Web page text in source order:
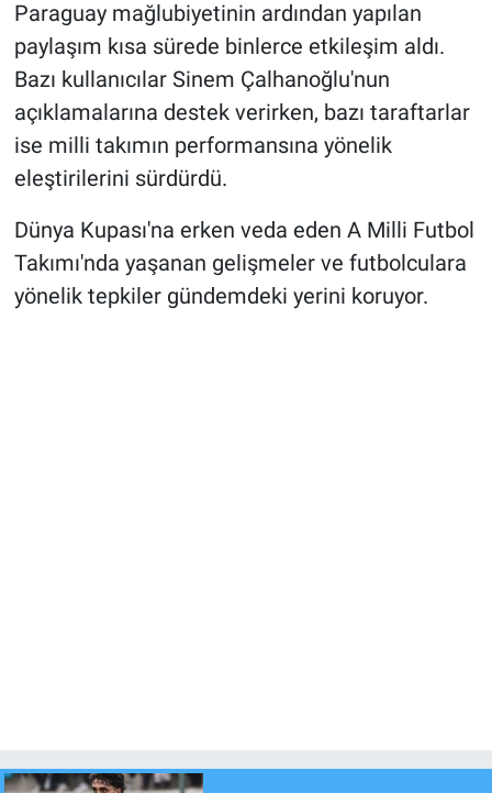
Paraguay mağlubiyetinin ardından yapılan
paylaşım kısa sürede binlerce etkileşim aldı.
Bazı kullanıcılar Sinem Çalhanoğlu'nun
açıklamalarına destek verirken, bazı taraftarlar
ise milli takımın performansına yönelik
eleştirilerini sürdürdü.
Dünya Kupası'na erken veda eden A Milli Futbol
Takımı'nda yaşanan gelişmeler ve futbolculara
yönelik tepkiler gündemdeki yerini koruyor.